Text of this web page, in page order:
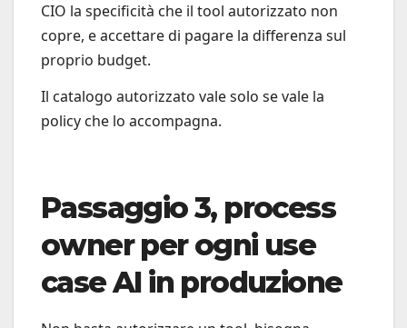
CIO la specificità che il tool autorizzato non
copre, e accettare di pagare la differenza sul
proprio budget.
Il catalogo autorizzato vale solo se vale la
policy che lo accompagna.
Passaggio 3, process
owner per ogni use
case AI in produzione